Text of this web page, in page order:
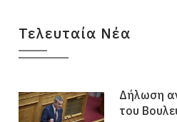
Τελευταία Νέα
Δήλωση
του